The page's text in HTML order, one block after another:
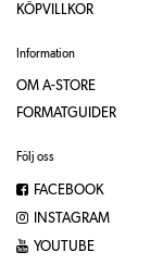
KÖPVILLKOR
Information
OM A-STORE
FORMATGUIDER
Följ oss
FACEBOOK
INSTAGRAM
YOUTUBE